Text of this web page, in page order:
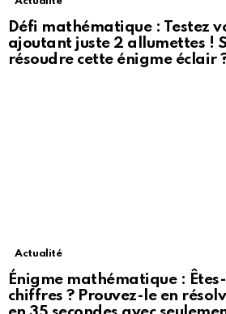
Défi mathématique : Testez
ajoutant juste 2 allumettes !
résoudre cette énigme éclair
Actualité
Énigme mathématique :
chiffres ? Prouvez-le en